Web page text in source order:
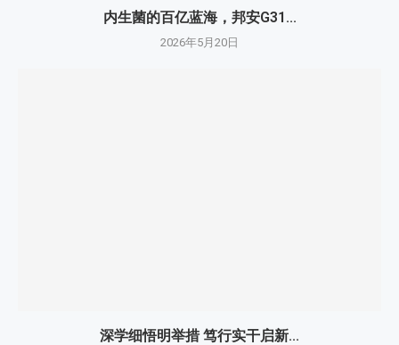
内生菌的百亿蓝海，邦安G31...
2026年5月20日
深学细悟明举措 笃行实干启新...